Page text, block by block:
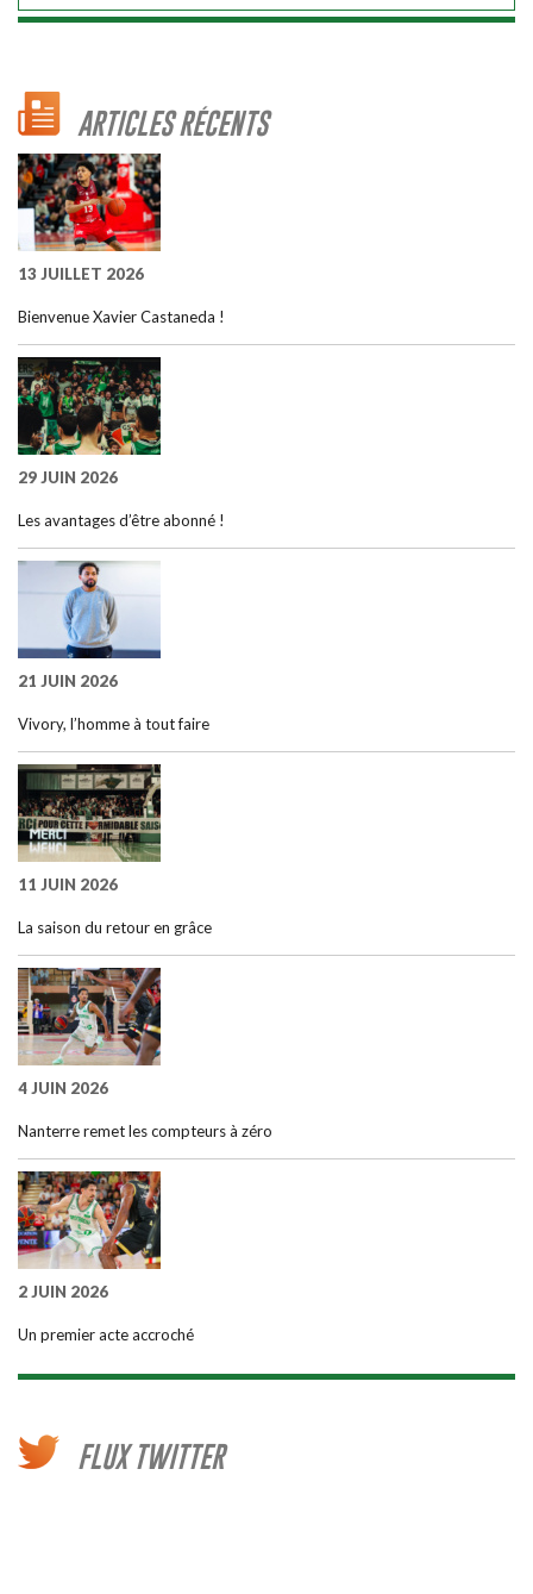
ARTICLES RÉCENTS
13 JUILLET 2026
Bienvenue Xavier Castaneda !
29 JUIN 2026
Les avantages d’être abonné !
21 JUIN 2026
Vivory, l’homme à tout faire
11 JUIN 2026
La saison du retour en grâce
4 JUIN 2026
Nanterre remet les compteurs à zéro
2 JUIN 2026
Un premier acte accroché
FLUX TWITTER